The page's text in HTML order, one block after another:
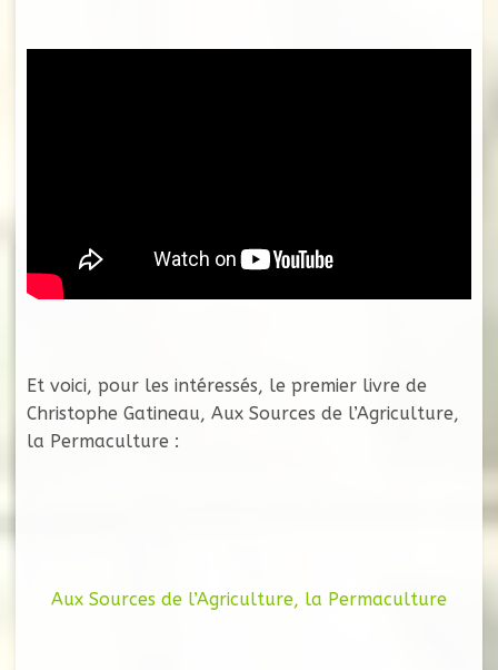
Et voici, pour les intéressés, le premier livre de
Christophe Gatineau, Aux Sources de l’Agriculture,
la Permaculture :
Aux Sources de l’Agriculture, la Permaculture